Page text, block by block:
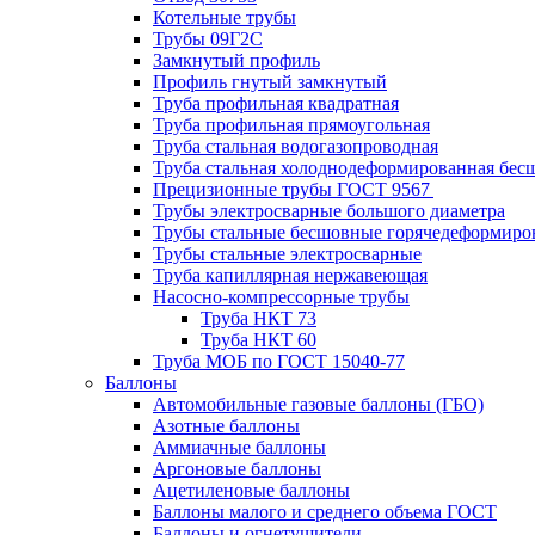
Котельные трубы
Трубы 09Г2С
Замкнутый профиль
Профиль гнутый замкнутый
Труба профильная квадратная
Труба профильная прямоугольная
Труба стальная водогазопроводная
Труба стальная холоднодеформированная
Прецизионные трубы ГОСТ 9567
Трубы электросварные большого диаметра
Трубы стальные бесшовные
Трубы стальные электросварные
Труба капиллярная нержавеющая
Насосно-компрессорные трубы
Труба НКТ 73
Труба НКТ 60
Труба МОБ по ГОСТ 15040-77
Баллоны
Автомобильные газовые баллоны (ГБО)
Азотные баллоны
Аммиачные баллоны
Аргоновые баллоны
Ацетиленовые баллоны
Баллоны малого и среднего объема ГОСТ